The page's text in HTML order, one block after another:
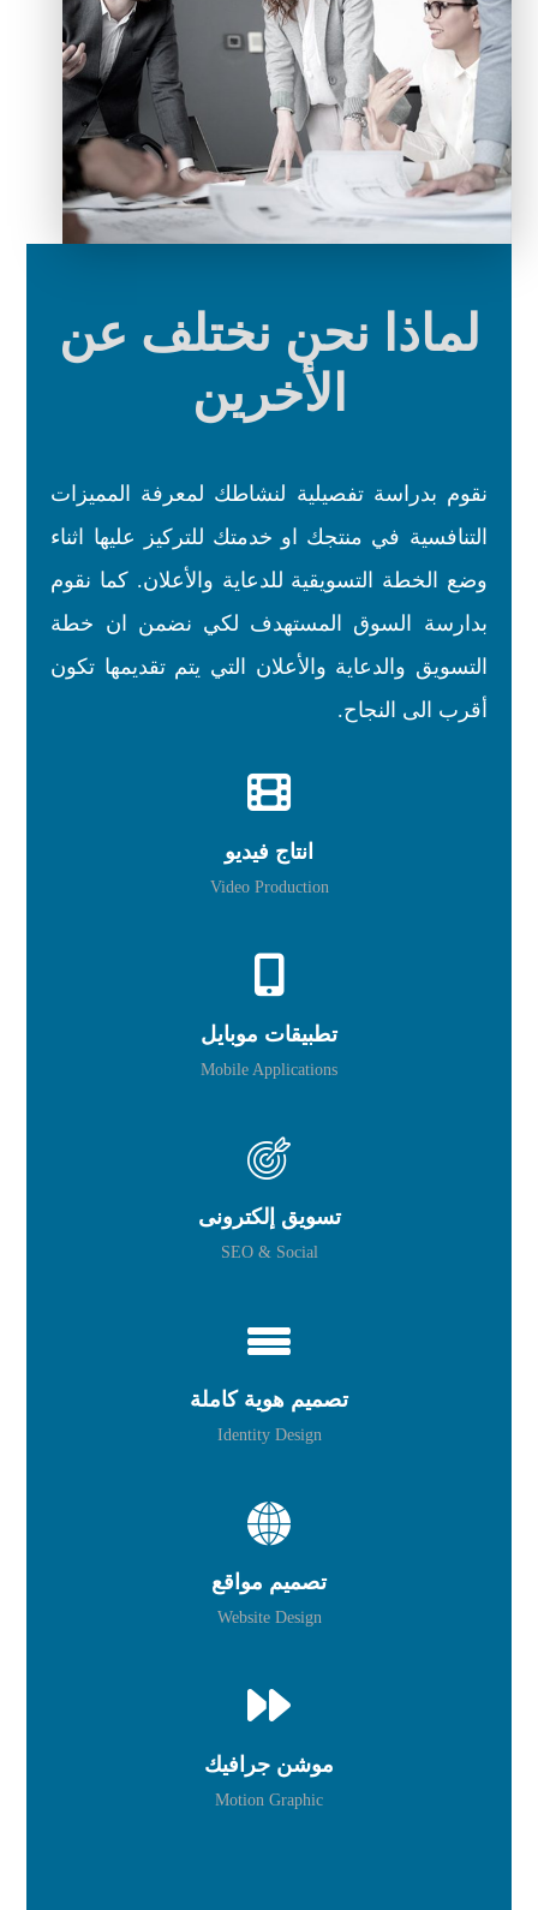
لماذا نحن نختلف عن
الأخرين
نقوم بدراسة تفصيلية لنشاطك لمعرفة المميزات
التنافسية في منتجك او خدمتك للتركيز عليها اثناء
وضع الخطة التسويقية للدعاية والأعلان. كما نقوم
بدارسة السوق المستهدف لكي نضمن ان خطة
التسويق والدعاية والأعلان التي يتم تقديمها تكون
أقرب الى النجاح.
انتاج فيديو
Video Production
تطبيقات موبايل
Mobile Applications
تسويق إلكترونى
SEO & Social
تصميم هوية كاملة
Identity Design
تصميم مواقع
Website Design
موشن جرافيك
Motion Graphic